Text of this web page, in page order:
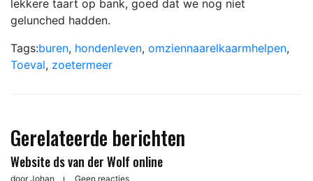
lekkere taart op bank, goed dat we nog niet
gelunched hadden.
Tags:buren, hondenleven, omziennaarelkaarmhelpen,
Toeval, zoetermeer
Gerelateerde berichten
Website ds van der Wolf online
doorJohan Geen reacties